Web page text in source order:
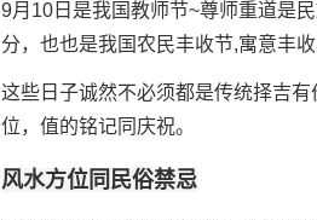
9月10日是我国教师节~尊师重道是
分，也也是我国农民丰收节,寓意丰
这些日子诚然不必须都是传统择吉
位，值的铭记同庆祝。
风水方位同民俗禁忌